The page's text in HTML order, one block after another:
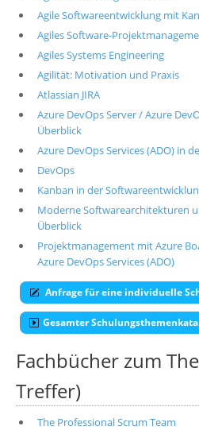
Agile Softwareentwicklung mit
Agiles Software-
Agiles Systems Engineering
Agilität: Motivation und Praxis
Atlassian JIRA
Azure DevOps Server / Azure
Überblick
Azure DevOps Services (ADO) in
DevOps
Kanban in der
Moderne Softwarearchitekturen
Überblick
Projektmanagement mit Azure
Azure DevOps Services (ADO)
Anfrage für eine individuelle
Gesamter
Fachbücher zum
Treffer)
The Professional Scrum Team